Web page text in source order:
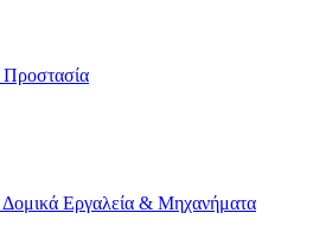
Προστασία
Δομικά Εργαλεία & Μηχανήματα